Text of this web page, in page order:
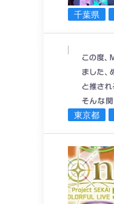
千葉県
東京都